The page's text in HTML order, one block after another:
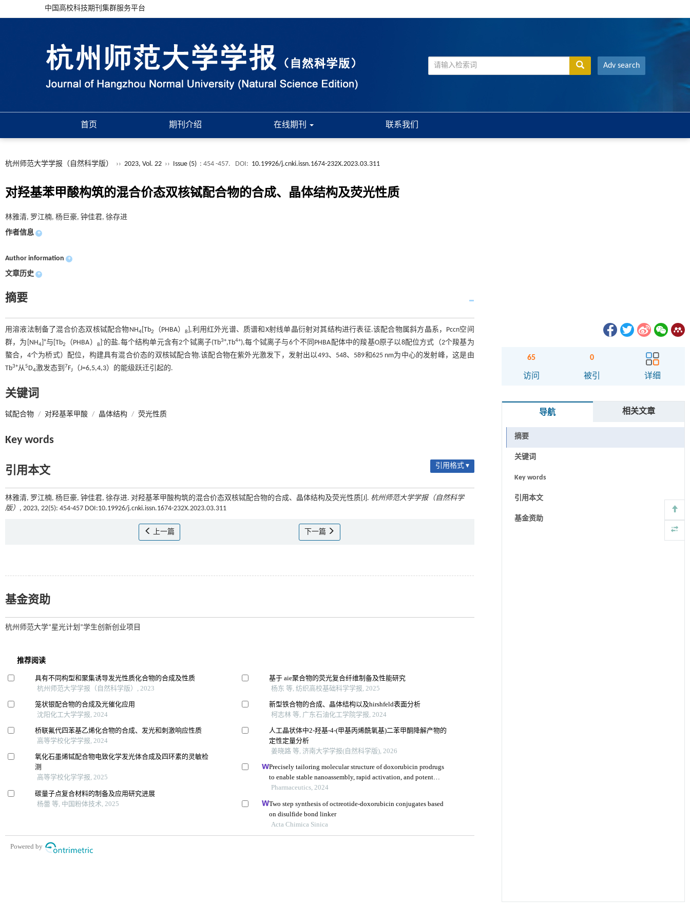
中国高校科技期刊集群服务平台
Adv search
首页 期刊介绍 在线期刊 联系我们
杭州师范大学学报（自然科学版） ›› 2023, Vol. 22 ›› Issue (5) : 454 -457. DOI: 10.19926/j.cnki.issn.1674-232X.2023.03.311
对羟基苯甲酸构筑的混合价态双核铽配合物的合成、晶体结构及荧光性质
林雅清, 罗江楠, 杨巨豪, 钟佳君, 徐存进
作者信息 +
Author information +
文章历史 +
摘要
用溶液法制备了混合价态双核铽配合物NH4[Tb2 （PHBA）8 ],利用红外光谱、质谱和X射线单晶衍射对其结构进行表征.该配合物属斜方晶系，Pccn空间
群，为[NH4] +与[Tb2 （PHBA） 8
-的盐.每个结构单元含有2个铽离子(Tb3+,Tb4+),每个铽离子与6个不同PHBA配体中的羧基O原子以8配位方式（2个羧基为
螯合，4个为桥式）配位，构建具有混合价态的双核铽配合物.该配合物在紫外光激发下，发射出以493、548、589和625 nm为中心的发射峰，这是由
Tb3+从5D4激发态到 7FJ （J=6,5,4,3）的能级跃迁引起的.
关键词
铽配合物 / 对羟基苯甲酸 / 晶体结构 / 荧光性质
Key words
引用本文 引用格式 ▾
林雅清, 罗江楠, 杨巨豪, 钟佳君, 徐存进. 对羟基苯甲酸构筑的混合价态双核铽配合物的合成、晶体结构及荧光性质[J]. 杭州师范大学学报（自然科学
版） , 2023, 22(5): 454-457 DOI:10.19926/j.cnki.issn.1674-232X.2023.03.311
上一篇 下一篇
基金资助
杭州师范大学“星光计划”学生创新创业项目
65
访问
0
被引 详细
导航 相关文章
摘要
关键词
Key words
引用本文
基金资助